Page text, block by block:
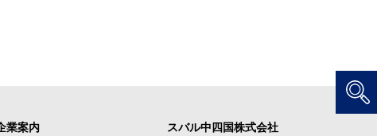
業案内 スバル中四国株式会社